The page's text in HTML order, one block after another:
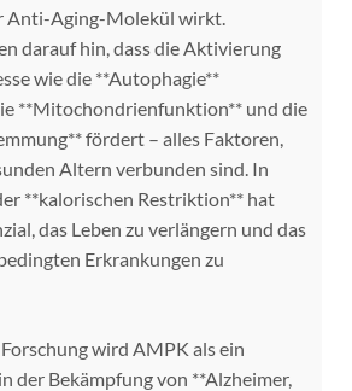
Anti-Aging-Molekül wirkt.
darauf hin, dass die Aktivierung
wie die **Autophagie**
**Mitochondrienfunktion** und die
fördert – alles Faktoren,
Altern verbunden sind. In
**kalorischen Restriktion** hat
das Leben zu verlängern und das
Erkrankungen zu
wird AMPK als ein
der Bekämpfung von **Alzheimer,